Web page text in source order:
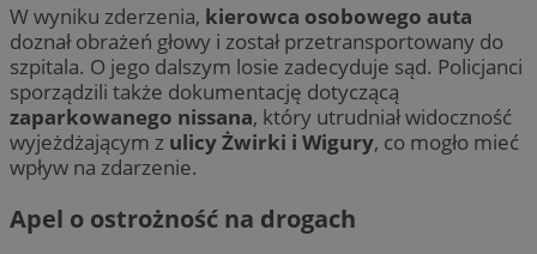
W wyniku zderzenia, kierowca osobowego auta
doznał obrażeń głowy i został przetransportowany do
szpitala. O jego dalszym losie zadecyduje sąd. Policjanci
sporządzili także dokumentację dotyczącą
zaparkowanego nissana, który utrudniał widoczność
wyjeżdżającym z ulicy Żwirki i Wigury, co mogło mieć
wpływ na zdarzenie.
Apel o ostrożność na drogach